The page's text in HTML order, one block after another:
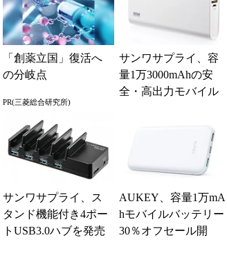
「創薬立国」復活へ
の分岐点
PR(三菱総合研究所)
サンワサプライ、容
量1万3000mAhの安
全・高出力モバイル
サンワサプライ、ス
タンド機能付き4ポー
トUSB3.0ハブを発売
AUKEY、容量1万mA
hモバイルバッテリー
30％オフセール開